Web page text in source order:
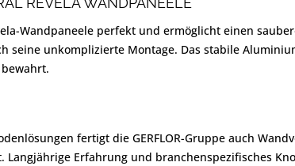
Wandpaneele perfekt und ermöglicht einen
seine unkomplizierte Montage. Das stabile
fertigt die GERFLOR-Gruppe auch
Erfahrung und branchenspezifisches